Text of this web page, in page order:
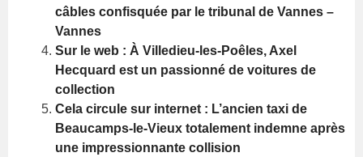
câbles confisquée par le tribunal de Vannes –
Vannes
Sur le web : À Villedieu-les-Poêles, Axel
Hecquard est un passionné de voitures de
collection
Cela circule sur internet : L’ancien taxi de
Beaucamps-le-Vieux totalement indemne après
une impressionnante collision